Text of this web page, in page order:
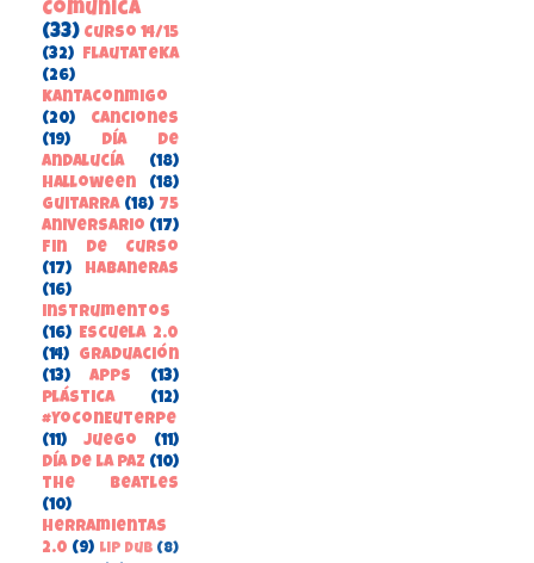
ComunicA
(33) Curso 14/15
(32)
FlautateKa
(26)
kantaconmigo
(20)
canciones
(19)
Día de
Andalucía
(18)
Halloween
(18)
guitarra (18) 75
aniversario (17)
Fin de Curso
(17)
habaneras
(16)
instrumentos
(16) Escuela 2.0
(14)
Graduación
(13)
apps
(13)
Plástica
(12)
#YoConEuterpe
(11)
juego
(11)
Día de la Paz (10)
the beatles
(10)
herramientas
2.0 (9) Lip Dub (8)